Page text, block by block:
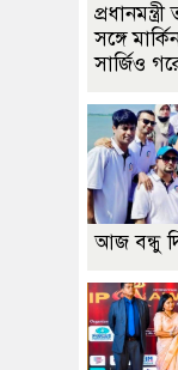
সঙ্গে
সার্জিও
আজ বন্ধু